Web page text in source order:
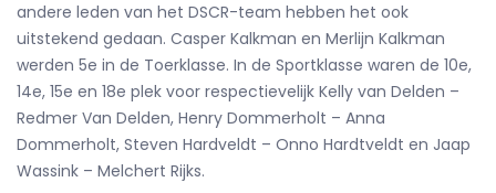
andere leden van het DSCR-team hebben het ook
uitstekend gedaan. Casper Kalkman en Merlijn Kalkman
werden 5e in de Toerklasse. In de Sportklasse waren de 10e,
14e, 15e en 18e plek voor respectievelijk Kelly van Delden –
Redmer Van Delden, Henry Dommerholt – Anna
Dommerholt, Steven Hardveldt – Onno Hardtveldt en Jaap
Wassink – Melchert Rijks.